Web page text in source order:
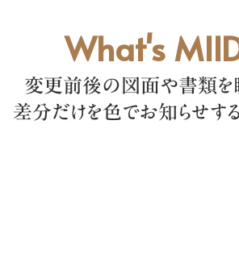
What's
変更前後の図面や書類を
差分だけを色でお知らせする